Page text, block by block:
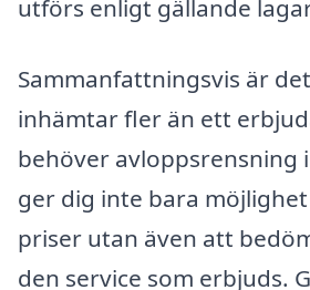
utförs enligt gällande
Sammanfattningsvis är
inhämtar fler än ett
behöver avloppsrensning
ger dig inte bara
priser utan även att
den service som erbjuds.